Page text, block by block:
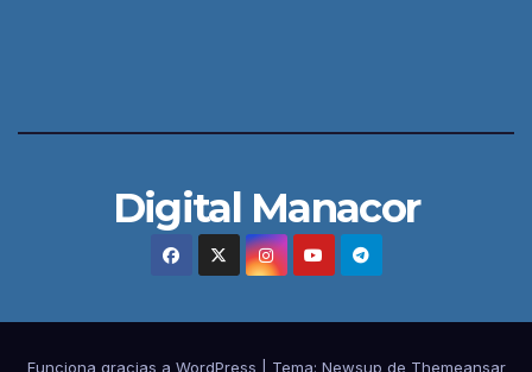
Digital Manacor
Funciona gracias a WordPress Tema: Newsup de Themeansar